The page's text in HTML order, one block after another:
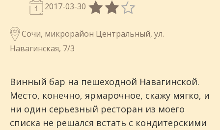
2017-03-30
Сочи, микрорайон Центральный, ул.
Навагинская, 7/3
Винный бар на пешеходной Навагинской.
Место, конечно, ярмарочное, скажу мягко, и
ни один серьезный ресторан из моего
списка не решался встать с кондитерскими